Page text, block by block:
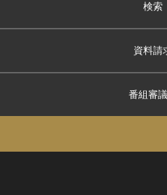
検索
資料請
番組審